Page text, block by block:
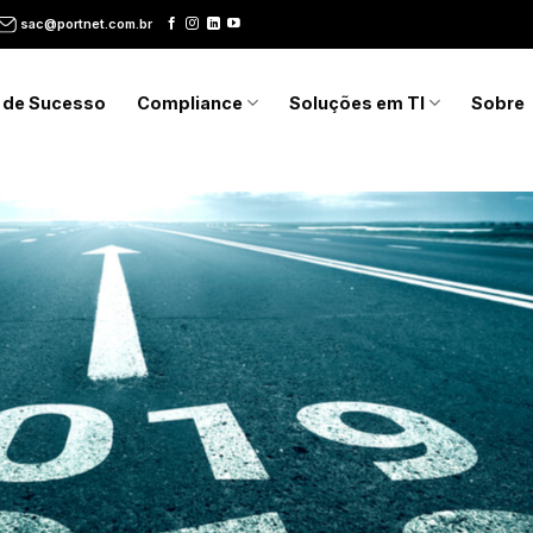
sac@portnet.com.br
Sucesso Compliance Soluções em TI Sobre